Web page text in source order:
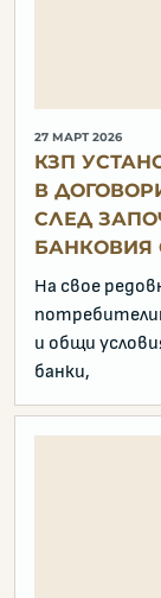
27 МАРТ 2026
КЗП
В
СЛЕД
БАНКОВИЯ
На свое
и общи
банки,